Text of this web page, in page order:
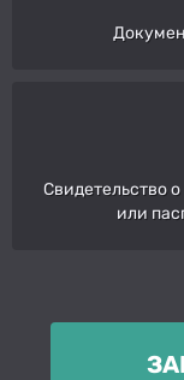
Свидетельство
или